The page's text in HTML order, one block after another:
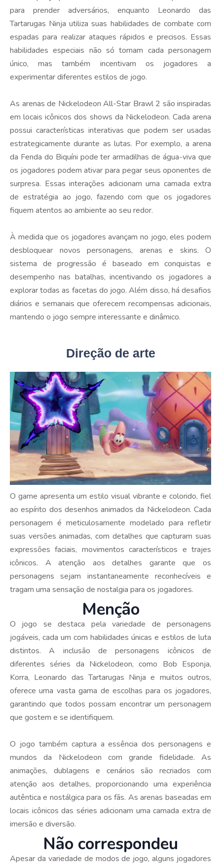
para prender adversários, enquanto Leonardo das
Tartarugas Ninja utiliza suas habilidades de combate com
espadas para realizar ataques rápidos e precisos. Essas
habilidades especiais não só tornam cada personagem
único, mas também incentivam os jogadores a
experimentar diferentes estilos de jogo.
As arenas de Nickelodeon All-Star Brawl 2 são inspiradas
em locais icônicos dos shows da Nickelodeon. Cada arena
possui características interativas que podem ser usadas
estrategicamente durante as lutas. Por exemplo, a arena
da Fenda do Biquíni pode ter armadilhas de água-viva que
os jogadores podem ativar para pegar seus oponentes de
surpresa. Essas interações adicionam uma camada extra
de estratégia ao jogo, fazendo com que os jogadores
fiquem atentos ao ambiente ao seu redor.
À medida que os jogadores avançam no jogo, eles podem
desbloquear novos personagens, arenas e skins. O
sistema de progressão é baseado em conquistas e
desempenho nas batalhas, incentivando os jogadores a
explorar todas as facetas do jogo. Além disso, há desafios
diários e semanais que oferecem recompensas adicionais,
mantendo o jogo sempre interessante e dinâmico.
Direção de arte
O game apresenta um estilo visual vibrante e colorido, fiel
ao espírito dos desenhos animados da Nickelodeon. Cada
personagem é meticulosamente modelado para refletir
suas versões animadas, com detalhes que capturam suas
expressões faciais, movimentos característicos e trajes
icônicos. A atenção aos detalhes garante que os
personagens sejam instantaneamente reconhecíveis e
tragam uma sensação de nostalgia para os jogadores.
Menção
O jogo se destaca pela variedade de personagens
jogáveis, cada um com habilidades únicas e estilos de luta
distintos. A inclusão de personagens icônicos de
diferentes séries da Nickelodeon, como Bob Esponja,
Korra, Leonardo das Tartarugas Ninja e muitos outros,
oferece uma vasta gama de escolhas para os jogadores,
garantindo que todos possam encontrar um personagem
que gostem e se identifiquem.
O jogo também captura a essência dos personagens e
mundos da Nickelodeon com grande fidelidade. As
animações, dublagens e cenários são recriados com
atenção aos detalhes, proporcionando uma experiência
autêntica e nostálgica para os fãs. As arenas baseadas em
locais icônicos das séries adicionam uma camada extra de
imersão e diversão.
Não correspondeu
Apesar da variedade de modos de jogo, alguns jogadores